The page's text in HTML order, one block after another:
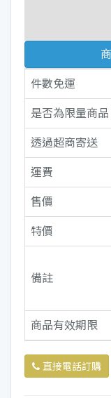
件數免運
是否為限量商品
透過超商寄送
運費
售價
特價
備註
商品有效期限
直接電話訂購